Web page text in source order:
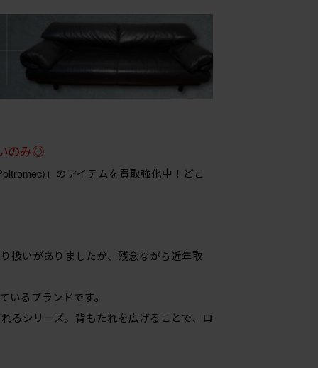
のみ◎
」のアイテムを買取強化中！どこ
扱いがありましたが、残念ながら近年取
るブランドです。
るシリーズ。背もたれを広げることで、ロ